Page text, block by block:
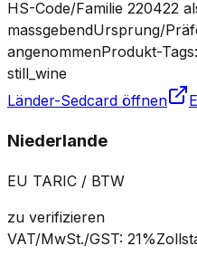
HS-Code/Familie 220422
massgebendUrsprung/
angenommenProdukt-
still_wine
Länder-Sedcard öffnen
Niederlande
EU TARIC / BTW
zu verifizieren
VAT/MwSt./GST: 21%